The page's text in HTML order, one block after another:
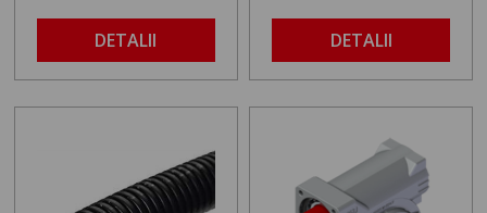
DETALII DETALII